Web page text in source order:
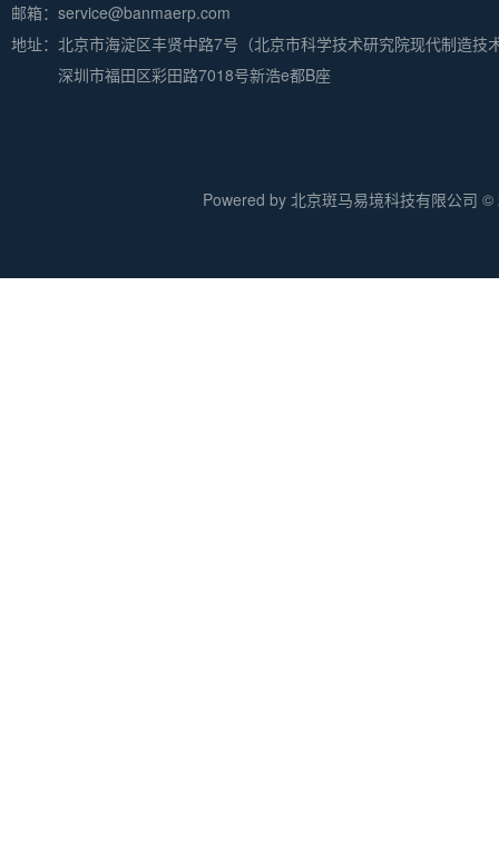
邮箱：service@banmaerp.com
地址： 北京市海淀区丰贤中路7号（北京市科学技术研究院现代制造技
深圳市福田区彩田路7018号新浩e都B座
Powered by 北京斑马易境科技有限公司